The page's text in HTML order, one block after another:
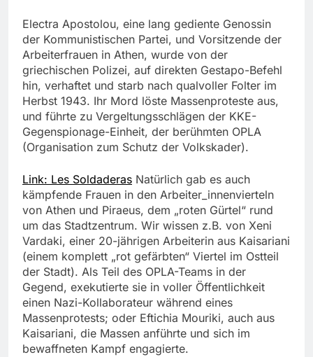
Electra Apostolou, eine lang gediente Genossin
der Kommunistischen Partei, und Vorsitzende der
Arbeiterfrauen in Athen, wurde von der
griechischen Polizei, auf direkten Gestapo-Befehl
hin, verhaftet und starb nach qualvoller Folter im
Herbst 1943. Ihr Mord löste Massenproteste aus,
und führte zu Vergeltungsschlägen der KKE-
Gegenspionage-Einheit, der berühmten OPLA
(Organisation zum Schutz der Volkskader).
Link: Les Soldaderas Natürlich gab es auch
kämpfende Frauen in den Arbeiter_innenvierteln
von Athen und Piraeus, dem „roten Gürtel“ rund
um das Stadtzentrum. Wir wissen z.B. von Xeni
Vardaki, einer 20-jährigen Arbeiterin aus Kaisariani
(einem komplett „rot gefärbten“ Viertel im Ostteil
der Stadt). Als Teil des OPLA-Teams in der
Gegend, exekutierte sie in voller Öffentlichkeit
einen Nazi-Kollaborateur während eines
Massenprotests; oder Eftichia Mouriki, auch aus
Kaisariani, die Massen anführte und sich im
bewaffneten Kampf engagierte.